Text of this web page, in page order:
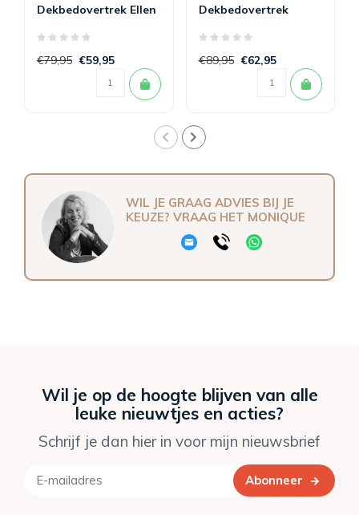
Dekbedovertrek Ellen
€79,95 €59,95
Dekbedovertrek
€89,95 €62,95
WIL JE GRAAG ADVIES BIJ JE
KEUZE? VRAAG HET MONIQUE
Wil je op de hoogte blijven van alle
leuke nieuwtjes en acties?
Schrijf je dan hier in voor mijn nieuwsbrief
Abonneer